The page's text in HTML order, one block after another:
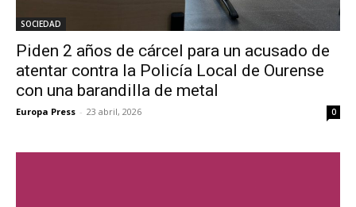
SOCIEDAD
Piden 2 años de cárcel para un acusado de
atentar contra la Policía Local de Ourense
con una barandilla de metal
Europa Press - 23 abril, 2026 0